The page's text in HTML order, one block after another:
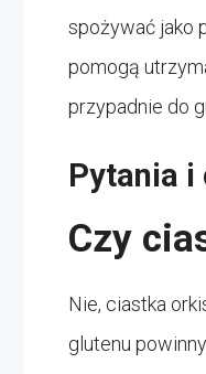
spożywać jako
pomogą
przypadnie do
Pytania i
Czy
Nie, ciastka
glutenu